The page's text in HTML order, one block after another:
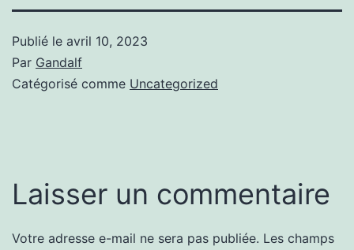
Publié le avril 10, 2023
Par Gandalf
Catégorisé comme Uncategorized
Laisser un commentaire
Votre adresse e-mail ne sera pas publiée. Les champs